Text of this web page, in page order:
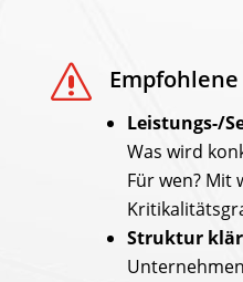
s
Leistungs-/
Was wird
Für wen? Mit
Struktur